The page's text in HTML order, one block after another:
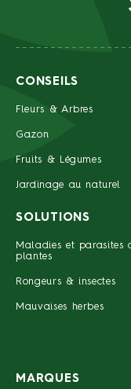
CONSEILS
Fleurs & Arbres
Gazon
Fruits & Légumes
Jardinage au naturel
SOLUTIONS
Maladies et parasites
plantes
Rongeurs & insectes
Mauvaises herbes
MARQUES